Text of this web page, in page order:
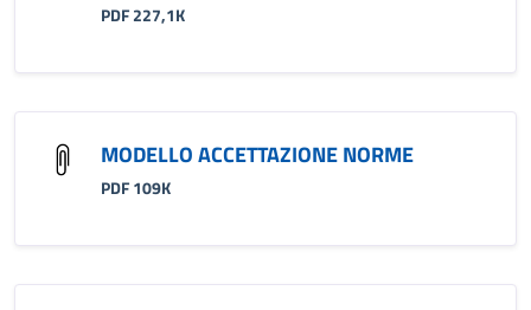
PDF 227,1K
MODELLO ACCETTAZIONE NORME
PDF 109K